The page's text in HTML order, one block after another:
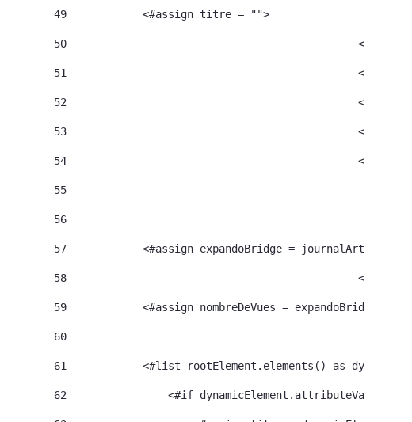
49
            <#assign titre = "">
50
51
52
53
54
55
56
57
<#assign expandoBridge =
58
59
<#assign nombreDeVues =
60
61
<#list rootElement.elements() as
62
<#if